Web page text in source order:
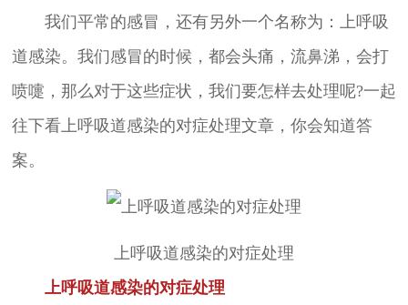
我们平常的感冒，还有另外一个名称为：上呼吸
道感染。我们感冒的时候，都会头痛，流鼻涕，会打
喷嚏，那么对于这些症状，我们要怎样去处理呢?一起
往下看上呼吸道感染的对症处理文章，你会知道答
案。
上呼吸道感染的对症处理
上呼吸道感染的对症处理